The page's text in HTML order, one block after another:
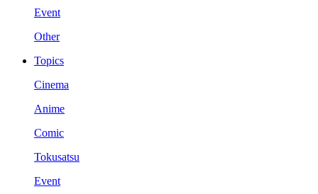
Event
Other
Topics
Cinema
Anime
Comic
Tokusatsu
Event